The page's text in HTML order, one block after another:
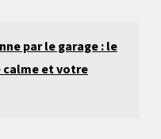
par le garage : le
calme et votre